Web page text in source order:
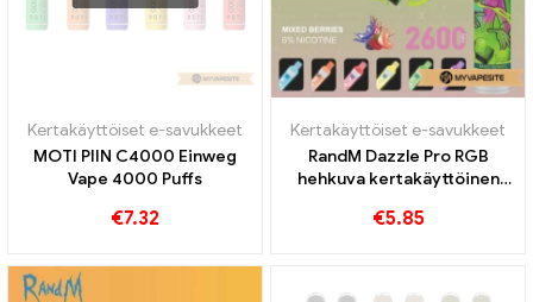
Kertakäyttöiset e-savukkeet
MOTI PIIN C4000 Einweg
Vape 4000 Puffs
€7.32
Kertakäyttöiset e-savukkeet
RandM Dazzle Pro RGB
hehkuva kertakäyttöinen
€5.85